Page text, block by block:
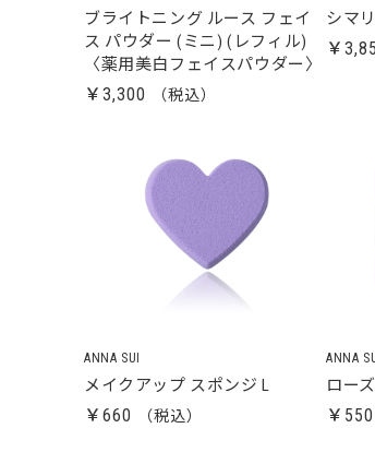
ブライトニング ルース フェイ
ス パウダー (ミニ) (レフィル)
〈薬用美白フェイスパウダー〉
￥3,300
シマ
￥
ANNA SUI
メイクアップ スポンジ L
￥660
ANNA
ロー
￥550